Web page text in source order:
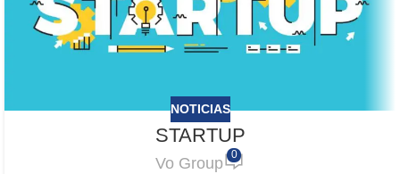
NOTICIAS
STARTUP
Vo Group 0